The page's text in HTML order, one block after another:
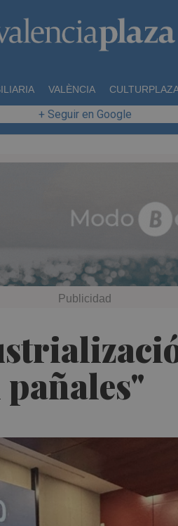
VALÈNCIA
+ Seguir en Google